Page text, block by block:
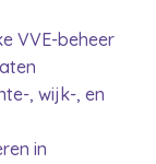
VVE-beheer
, wijk-, en
in